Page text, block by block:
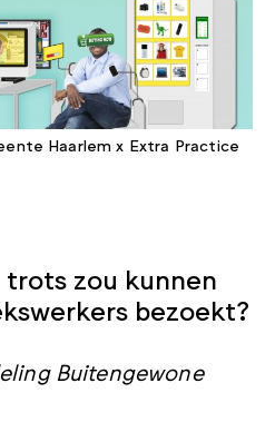
Haarlem x Extra Practice
zou kunnen
bezoekt?
Buitengewone